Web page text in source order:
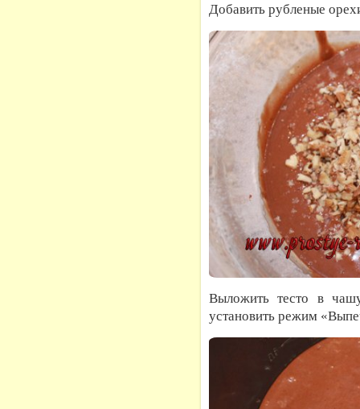
Добавить рубленые
Выложить тесто в
установить режим